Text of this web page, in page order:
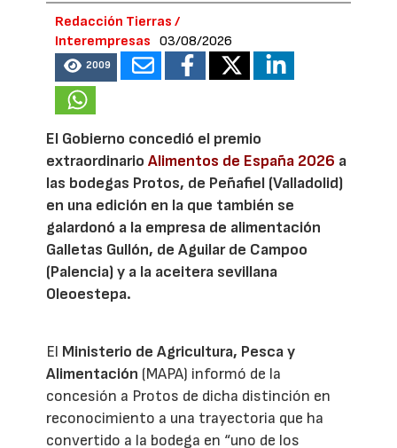
Redacción Tierras /
Interempresas
03/08/2026
2009
El Gobierno concedió el premio
extraordinarioAlimentos de España 2026 a
las bodegas Protos, de Peñafiel (Valladolid)
en una edición en la que también se
galardonó a la empresa de alimentación
Galletas Gullón, de Aguilar de Campoo
(Palencia) y a la aceitera sevillana
Oleoestepa.
El Ministerio de Agricultura, Pesca y
Alimentación (MAPA) informó de la
concesión a Protos de dicha distinción en
reconocimiento a una trayectoria que ha
convertido a la bodega en “uno de los